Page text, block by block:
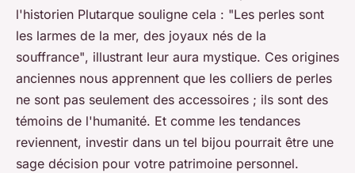
l'historien Plutarque souligne cela : "Les perles sont
les larmes de la mer, des joyaux nés de la
souffrance", illustrant leur aura mystique. Ces origines
anciennes nous apprennent que les colliers de perles
ne sont pas seulement des accessoires ; ils sont des
témoins de l'humanité. Et comme les tendances
reviennent, investir dans un tel bijou pourrait être une
sage décision pour votre patrimoine personnel.